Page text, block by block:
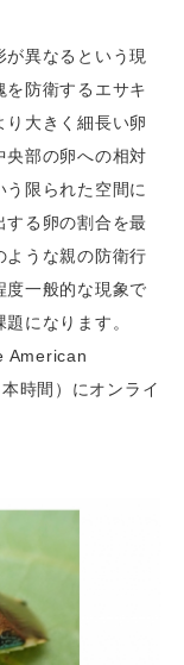
異なるという現
防衛するエサキ
り大きく細長い卵
央部の卵への相対
限られた空間に
する卵の割合を最
ような親の防衛行
度一般的な現象で
になります。
American
時間）にオンライ